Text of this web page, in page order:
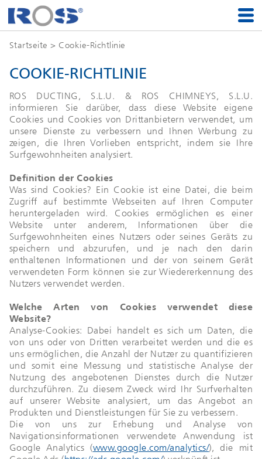
Startseite > Cookie-Richtlinie
COOKIE-RICHTLINIE
ROS DUCTING, S.L.U. & ROS CHIMNEYS, S.L.U.
informieren Sie darüber, dass diese Website eigene
Cookies und Cookies von Drittanbietern verwendet, um
unsere Dienste zu verbessern und Ihnen Werbung zu
zeigen, die Ihren Vorlieben entspricht, indem sie Ihre
Surfgewohnheiten analysiert.
Definition der Cookies
Was sind Cookies? Ein Cookie ist eine Datei, die beim
Zugriff auf bestimmte Webseiten auf Ihren Computer
heruntergeladen wird. Cookies ermöglichen es einer
Website unter anderem, Informationen über die
Surfgewohnheiten eines Nutzers oder seines Geräts zu
speichern und abzurufen, und je nach den darin
enthaltenen Informationen und der von seinem Gerät
verwendeten Form können sie zur Wiedererkennung des
Nutzers verwendet werden.
Welche Arten von Cookies verwendet diese
Website?
Analyse-Cookies: Dabei handelt es sich um Daten, die
von uns oder von Dritten verarbeitet werden und die es
uns ermöglichen, die Anzahl der Nutzer zu quantifizieren
und somit eine Messung und statistische Analyse der
Nutzung des angebotenen Dienstes durch die Nutzer
durchzuführen. Zu diesem Zweck wird Ihr Surfverhalten
auf unserer Website analysiert, um das Angebot an
Produkten und Dienstleistungen für Sie zu verbessern.
Die von uns zur Erhebung und Analyse von
Navigationsinformationen verwendete Anwendung ist
Google Analytics (www.google.com/analytics/), die mit